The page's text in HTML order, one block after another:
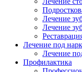
Лечение
Лечение
Лечение под
Лечение
Профилактика